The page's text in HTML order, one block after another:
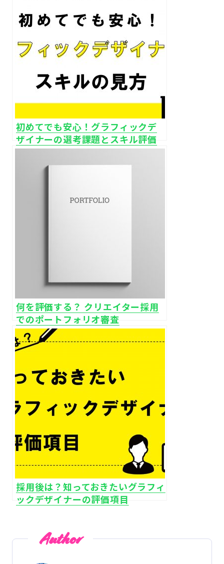
初めてでも安心！グラフィックデ
ザイナーの選考課題とスキル評価
何を評価する？ クリエイター採用
でのポートフォリオ審査
採用後は？知っておきたいグラフィ
ックデザイナーの評価項目
Author